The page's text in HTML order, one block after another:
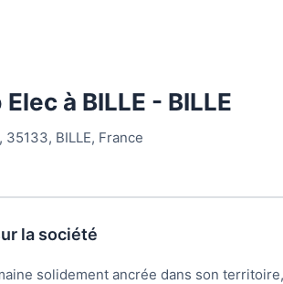
à BILLE - BILLE
35133, BILLE, France
la société
solidement ancrée dans son territoire,